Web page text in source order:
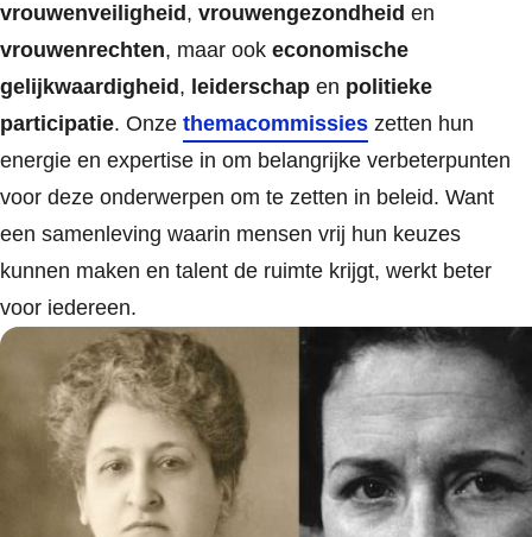
vrouwenveiligheid , vrouwengezondheid en
vrouwenrechten, maar ook economische
gelijkwaardigheid , leiderschap en politieke
participatie. Onze themacommissies zetten hun
energie en expertise in om belangrijke verbeterpunten
voor deze onderwerpen om te zetten in beleid. Want
een samenleving waarin mensen vrij hun keuzes
kunnen maken en talent de ruimte krijgt, werkt beter
voor iedereen.